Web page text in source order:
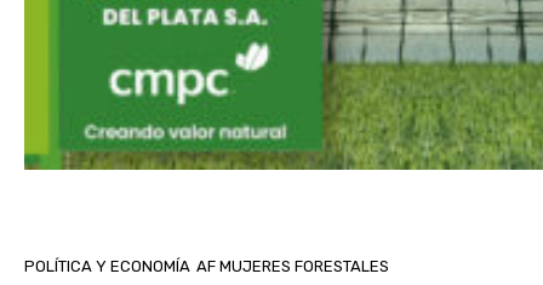
POLÍTICA Y ECONOMÍA AF MUJERES FORESTALES